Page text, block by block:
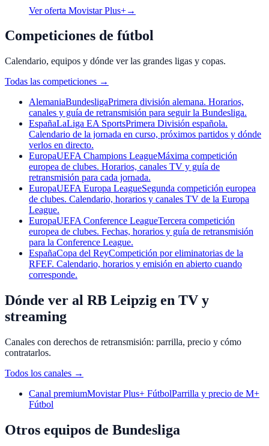
Ver oferta Movistar Plus+→
Competiciones de fútbol
Calendario, equipos y dónde ver las grandes ligas y copas.
Todas las competiciones →
AlemaniaBundesligaPrimera división alemana. Horarios,
canales y guía de retransmisión para seguir la Bundesliga.
EspañaLaLiga EA SportsPrimera División española.
Calendario de la jornada en curso, próximos partidos y dónde
verlos en directo.
EuropaUEFA Champions LeagueMáxima competición
europea de clubes. Horarios, canales TV y guía de
retransmisión para cada jornada.
EuropaUEFA Europa LeagueSegunda competición europea
de clubes. Calendario, horarios y canales TV de la Europa
League.
EuropaUEFA Conference LeagueTercera competición
europea de clubes. Fechas, horarios y guía de retransmisión
para la Conference League.
EspañaCopa del ReyCompetición por eliminatorias de la
RFEF. Calendario, horarios y emisión en abierto cuando
corresponde.
Dónde ver al RB Leipzig en TV y
streaming
Canales con derechos de retransmisión: parrilla, precio y cómo
contratarlos.
Todos los canales →
Canal premiumMovistar Plus+ FútbolParrilla y precio de M+
Fútbol
Otros equipos de Bundesliga